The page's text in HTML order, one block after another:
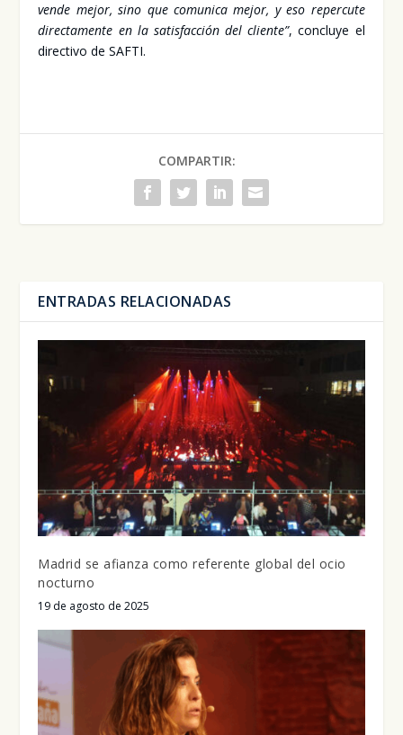
ven­de mejor, sino que comu­ni­ca mejor, y eso reper­cu­te
direc­ta­men­te en la satis­fac­ción del clien­te”, con­clu­ye el
direc­ti­vo de SAF­TI.
COMPARTIR:
ENTRADAS RELACIONADAS
Madrid se afianza como referente global del ocio
nocturno
19 de agosto de 2025